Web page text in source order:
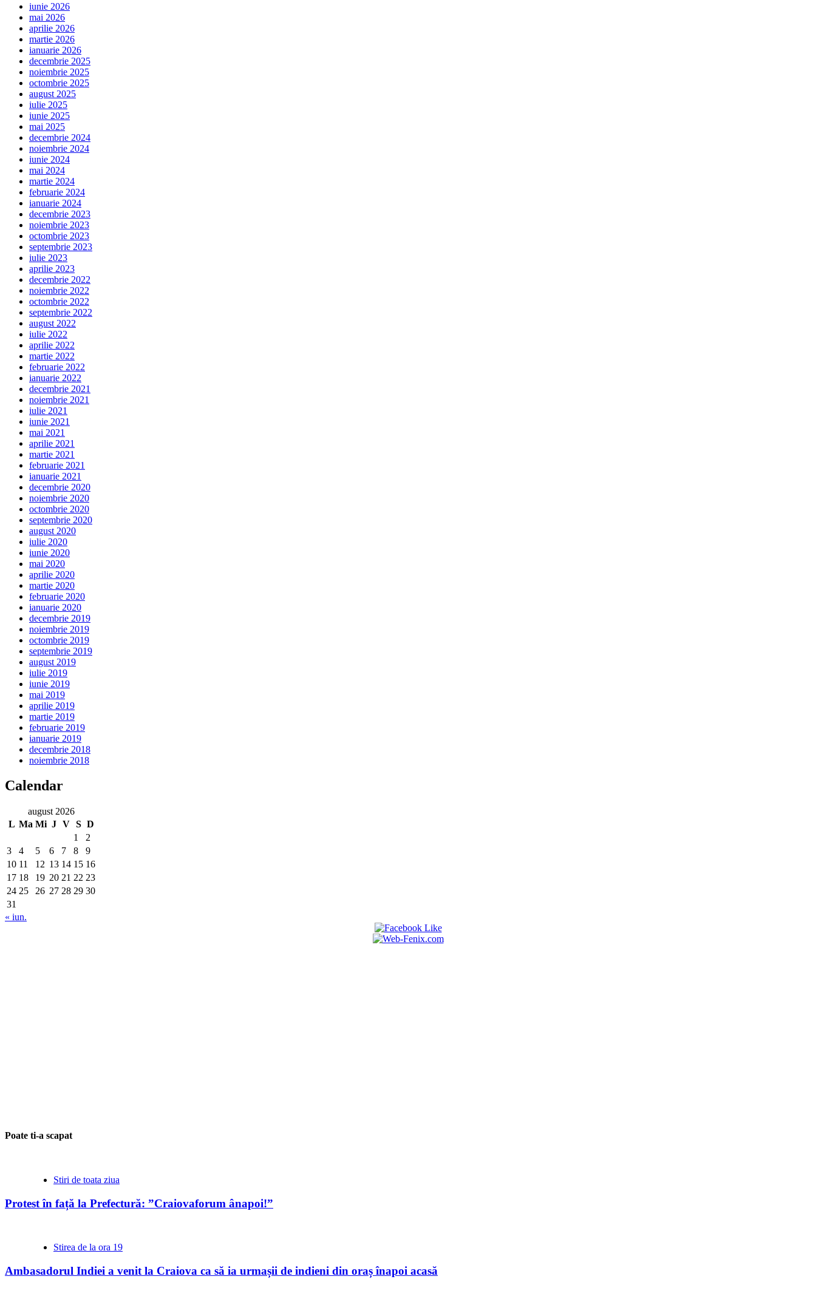
iunie 2026
mai 2026
aprilie 2026
martie 2026
ianuarie 2026
decembrie 2025
noiembrie 2025
octombrie 2025
august 2025
iulie 2025
iunie 2025
mai 2025
decembrie 2024
noiembrie 2024
iunie 2024
mai 2024
martie 2024
februarie 2024
ianuarie 2024
decembrie 2023
noiembrie 2023
octombrie 2023
septembrie 2023
iulie 2023
aprilie 2023
decembrie 2022
noiembrie 2022
octombrie 2022
septembrie 2022
august 2022
iulie 2022
aprilie 2022
martie 2022
februarie 2022
ianuarie 2022
decembrie 2021
noiembrie 2021
iulie 2021
iunie 2021
mai 2021
aprilie 2021
martie 2021
februarie 2021
ianuarie 2021
decembrie 2020
noiembrie 2020
octombrie 2020
septembrie 2020
august 2020
iulie 2020
iunie 2020
mai 2020
aprilie 2020
martie 2020
februarie 2020
ianuarie 2020
decembrie 2019
noiembrie 2019
octombrie 2019
septembrie 2019
august 2019
iulie 2019
iunie 2019
mai 2019
aprilie 2019
martie 2019
februarie 2019
ianuarie 2019
decembrie 2018
noiembrie 2018
Calendar
august 2026
L Ma Mi J V S D
1
2
3
4 5 6 7 8
9
10 11 12 13 14 15 16
17 18 19 20 21 22 23
24 25 26 27 28 29 30
31
« iun.
Poate ti-a scapat
Stiri de toata ziua
Protest în față la Prefectură: ”Craiovaforum ânapoi!”
Stirea de la ora 19
Ambasadorul Indiei a venit la Craiova ca să ia urmașii de indieni din oraș înapoi acasă